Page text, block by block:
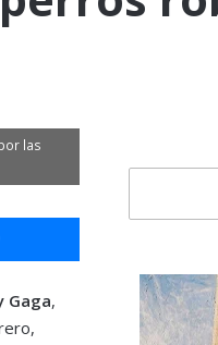
las
Messenger
Gaga,